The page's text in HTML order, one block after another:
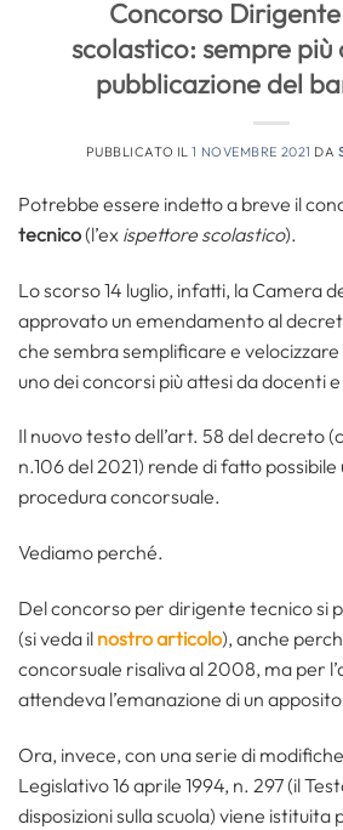
Concorso
scolastico: sempre
pubblicazione del
PUBBLICATO IL1 NOVEMBRE 2021 DA
Potrebbe essere indetto a breve il
tecnico(l’ex ispettore scolastico).
Lo scorso 14 luglio, infatti, la Camera
approvato un emendamento al
che sembra semplificare e velocizzare
uno dei concorsi più attesi da docenti
Il nuovo testo dell’art. 58 del decreto
n.106 del 2021) rende di fatto possibile
procedura concorsuale.
Vediamo perché.
Del concorso per dirigente tecnico si
(si veda il nostro articolo), anche
concorsuale risaliva al 2008, ma per
attendeva l’emanazione di un
Ora, invece, con una serie di
Legislativo 16 aprile 1994, n. 297 (il
disposizioni sulla scuola) viene istituita